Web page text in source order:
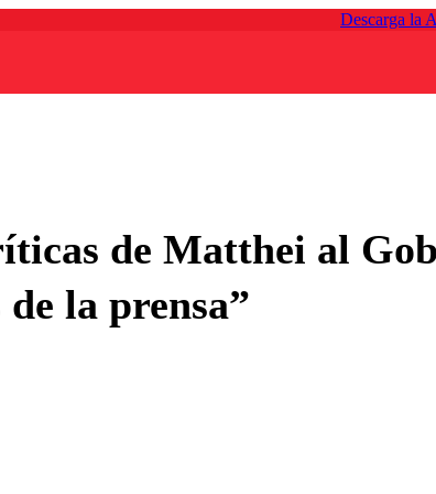
Descarga la
de Matthei al
la prensa”